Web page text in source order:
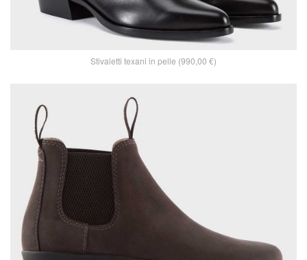
Stivaletti texani in pelle (990,00 €)